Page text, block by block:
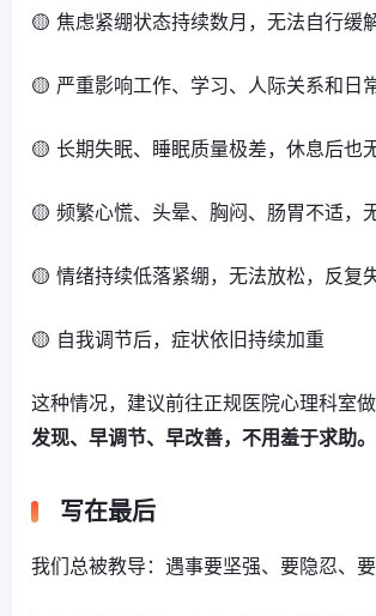
🟡 焦虑紧绷状态持续数月，无法自行缓
🟡 严重影响工作、学习、人际关系和日
🟡 长期失眠、睡眠质量极差，休息后也
🟡 频繁心慌、头晕、胸闷、肠胃不适，
🟡 情绪持续低落紧绷，无法放松，反复
🟡 自我调节后，症状依旧持续加重
这种情况，建议前往正规医院心理科室做
发现、早调节、早改善，不用羞于求助。
写在最后
我们总被教导：遇事要坚强、要隐忍、要